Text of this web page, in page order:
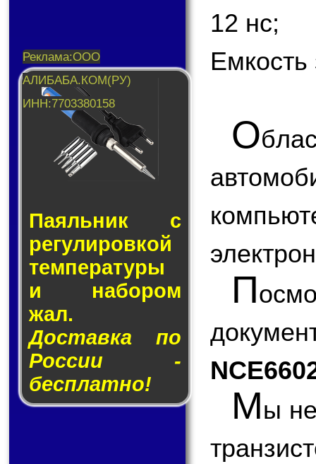
Паяльник с
ре­гу­ли­ров­кой
тем­пе­ра­ту­ры
и на­бо­ром
жал.
Доставка по
России -
бесплатно!
12 нс;
Емкость
О
П
Мы